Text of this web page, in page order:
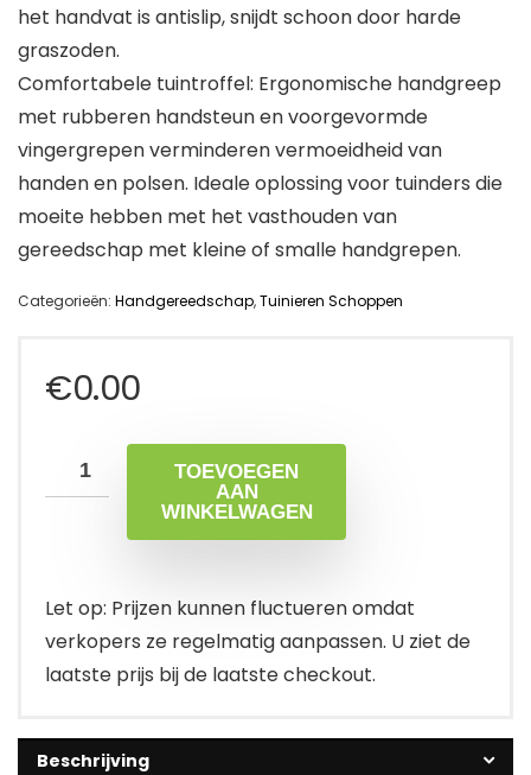
het handvat is antislip, snijdt schoon door harde
graszoden.
Comfortabele tuintroffel: Ergonomische handgreep
met rubberen handsteun en voorgevormde
vingergrepen verminderen vermoeidheid van
handen en polsen. Ideale oplossing voor tuinders die
moeite hebben met het vasthouden van
gereedschap met kleine of smalle handgrepen.
Categorieën: Handgereedschap,Tuinieren Schoppen
€0.00
TOEVOEGEN
AAN
WINKELWAGEN
Let op: Prijzen kunnen fluctueren omdat
verkopers ze regelmatig aanpassen. U ziet de
laatste prijs bij de laatste checkout.
Beschrijving